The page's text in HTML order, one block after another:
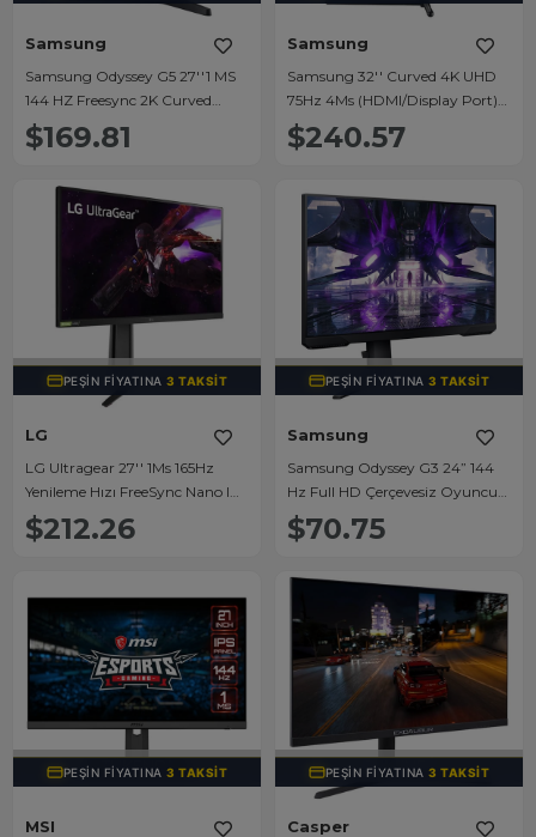
Samsung
Samsung Odyssey G5 27''1 MS
144 HZ Freesync 2K Curved
Gaming Monitör
(C27G55TQWR)
$169.81
Samsung
Samsung 32'' Curved 4K UHD
75Hz 4Ms (HDMI/Display Port)
Gaming Monitör Çerçevesiz
(LU32R590CWMXUF)
$240.57
TÜKENDI
PEŞIN FIYATINA3 TAKSIT
LG
LG Ultragear 27'' 1Ms 165Hz
Yenileme Hızı FreeSync Nano IPS
Gaming Oyuncu Monitörü
(27GP83B-B)
$212.26
TÜKENDI
PEŞIN FIYATINA3 TAKSIT
Samsung
Samsung Odyssey G3 24” 144
Hz Full HD Çerçevesiz Oyuncu
Monitörü
$70.75
TÜKENDI
PEŞIN FIYATINA3 TAKSIT
MSI
TÜKENDI
PEŞIN FIYATINA3 TAKSIT
Casper